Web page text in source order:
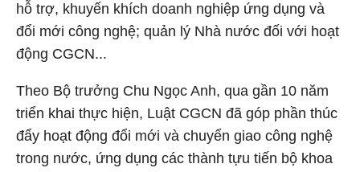
hỗ trợ, khuyến khích doanh nghiệp ứng dụng và
đổi mới công nghệ; quản lý Nhà nước đối với hoạt
động CGCN...
Theo Bộ trưởng Chu Ngọc Anh, qua gần 10 năm
triển khai thực hiện, Luật CGCN đã góp phần thúc
đẩy hoạt động đổi mới và chuyển giao công nghệ
trong nước, ứng dụng các thành tựu tiến bộ khoa